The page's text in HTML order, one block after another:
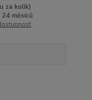
za kolik)
24 měsíců